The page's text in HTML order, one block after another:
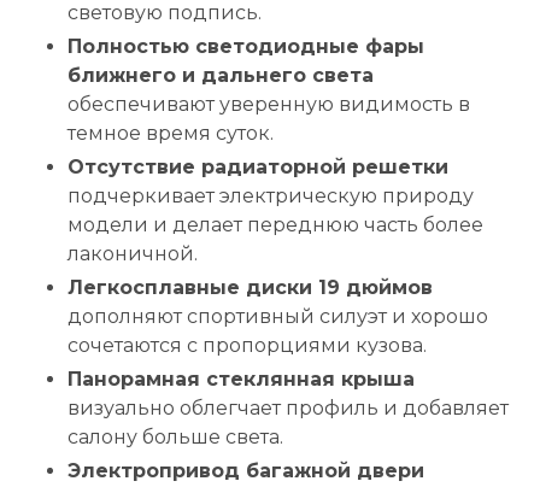
световую подпись.
Полностью светодиодные фары
ближнего и дальнего света
обеспечивают уверенную видимость в
темное время суток.
Отсутствие радиаторной решетки
подчеркивает электрическую природу
модели и делает переднюю часть более
лаконичной.
Легкосплавные диски 19 дюймов
дополняют спортивный силуэт и хорошо
сочетаются с пропорциями кузова.
Панорамная стеклянная крыша
визуально облегчает профиль и добавляет
салону больше света.
Электропривод багажной двери